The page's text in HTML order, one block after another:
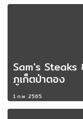
Sam's Steaks
ภูเก็ตป่าตอง
1 ก.พ. 2565